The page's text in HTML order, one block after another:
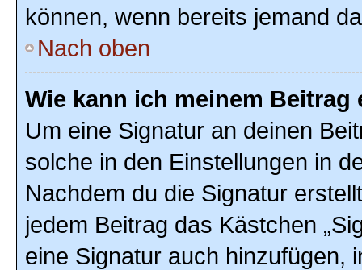
können, wenn bereits jemand
Nach oben
Wie kann ich meinem
Um eine Signatur an deinen
solche in den Einstellungen in
Nachdem du die Signatur
jedem Beitrag das Kästchen
eine Signatur auch hinzufügen,